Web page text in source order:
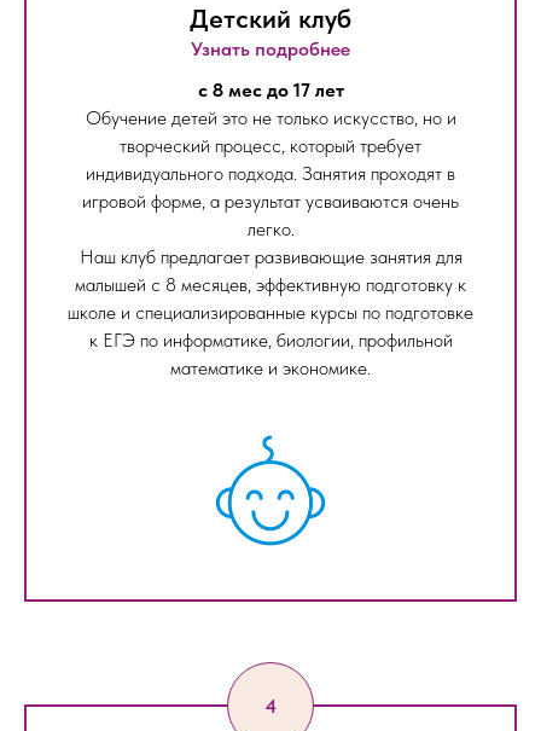
Детский клуб
Узнать подробнее
с 8 мес до 17 лет
Обучение детей это не только искусство, но и
творческий процесс, который требует
индивидуального подхода. Занятия проходят в
игровой форме, а результат усваиваются очень
легко.
Наш клуб предлагает развивающие занятия для
малышей с 8 месяцев, эффективную подготовку к
школе и специализированные курсы по подготовке
к ЕГЭ по информатике, биологии, профильной
математике и экономике.